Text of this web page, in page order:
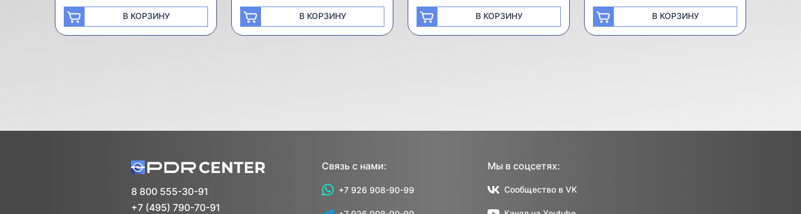
В КОРЗИНУ В КОРЗИНУ В КОРЗИНУ В КОРЗИНУ
8 800 555-30-91
+7 (495) 790-70-91
Связь с нами:
+7 926 908-90-99
Мы в соцсетях:
Сообщество в VK